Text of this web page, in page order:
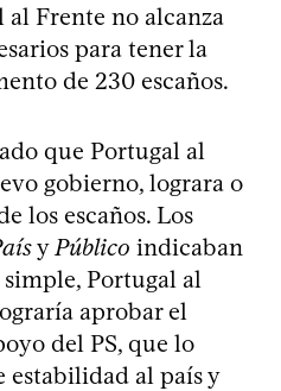
al Frente no alcanza
para tener la
de 230 escaños.
que Portugal al
gobierno, lograra o
los escaños. Los
y Público indicaban
Portugal al
aprobar el
del PS, que lo
estabilidad al país y